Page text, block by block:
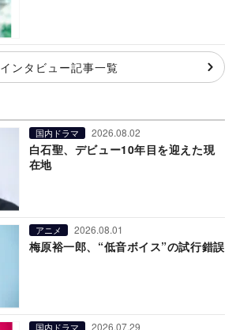
インタビュー記事一覧
国内ドラマ 2026.08.02
白石聖、デビュー10年目を迎えた現
在地
アニメ 2026.08.01
梅原裕一郎、“低音ボイス”の試行錯誤
国内ドラマ 2026.07.29